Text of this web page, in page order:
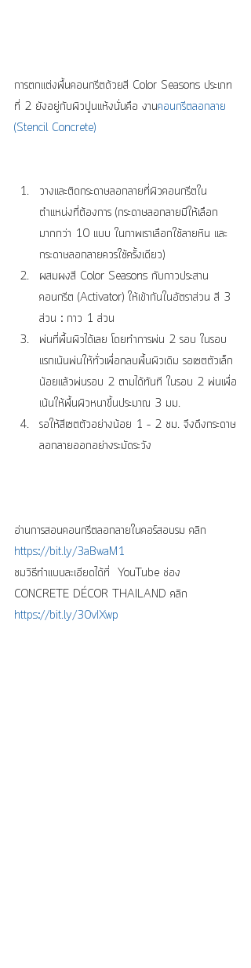
การตกแต่งพื้นคอนกรีตด้วยสี Color Seasons ประเภท
ที่ 2 ยังอยู่กับผิวปูนแห้งนั่นคือ งานคอนกรีตลอกลาย
(Stencil Concrete)
วางและติดกระดาษลอกลายที่ผิวคอนกรีตใน
ตำแหน่งที่ต้องการ (กระดาษลอกลายมีให้เลือก
มากกว่า 10 แบบ ในภาพเราเลือกใช้ลายหิน และ
กระดาษลอกลายควรใช้ครั้งเดียว)
ผสมผงสี Color Seasons กับกาวประสาน
คอนกรีต (Activator) ให้เข้ากันในอัตราส่วน สี 3
ส่วน : กาว 1 ส่วน
พ่นที่พื้นผิวได้เลย โดยทำการพ่น 2 รอบ ในรอบ
แรกเน้นพ่นให้ทั่วเพื่อกลบพื้นผิวเดิม รอเซตตัวเล็ก
น้อยแล้วพ่นรอบ 2 ตามได้ทันที ในรอบ 2 พ่นเพื่อ
เน้นให้พื้นผิวหนาขึ้นประมาณ 3 มม.
รอให้สีเซตตัวอย่างน้อย 1 – 2 ชม. จึงดึงกระดาษ
ลอกลายออกอย่างระมัดระวัง
อ่านการสอนคอนกรีตลอกลายในคอร์สอบรม คลิก
https://bit.ly/3aBwaM1
ชมวิธีทำแบบละเอียดได้ที่  YouTube ช่อง
CONCRETE DÉCOR THAILAND คลิก
https://bit.ly/30vIXwp